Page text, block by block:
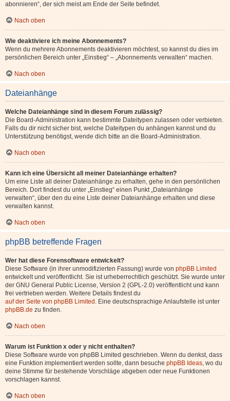
abonnieren“, der sich meist am Ende der Seite befindet.
Nach oben
Wie deaktiviere ich meine Abonnements?
Wenn du mehrere Abonnements deaktivieren möchtest, so kannst du dies im
persönlichen Bereich unter „Einstieg“ – „Abonnements verwalten“ machen.
Nach oben
Dateianhänge
Welche Dateianhänge sind in diesem Forum zulässig?
Die Board-Administration kann bestimmte Dateitypen zulassen oder verbieten.
Falls du dir nicht sicher bist, welche Dateitypen du anhängen kannst und du
Unterstützung benötigst, wende dich bitte an die Board-Administration.
Nach oben
Kann ich eine Übersicht all meiner Dateianhänge erhalten?
Um eine Liste all deiner Dateianhänge zu erhalten, gehe in den persönlichen
Bereich. Dort findest du unter „Einstieg“ einen Punkt „Dateianhänge
verwalten“, über den du eine Liste deiner Dateianhänge erhalten und diese
verwalten kannst.
Nach oben
phpBB betreffende Fragen
Wer hat diese Forensoftware entwickelt?
Diese Software (in ihrer unmodifizierten Fassung) wurde von phpBB Limited
entwickelt und veröffentlicht. Sie ist urheberrechtlich geschützt. Sie wurde unter
der GNU General Public License, Version 2 (GPL-2.0) veröffentlicht und kann
frei vertrieben werden. Weitere Details findest du
auf der Seite von phpBB Limited . Eine deutschsprachige Anlaufstelle ist unter
phpBB.de zu finden.
Nach oben
Warum ist Funktion x oder y nicht enthalten?
Diese Software wurde von phpBB Limited geschrieben. Wenn du denkst, dass
eine Funktion implementiert werden sollte, dann besuche phpBB Ideas, wo du
deine Stimme für bestehende Vorschläge abgeben oder neue Funktionen
vorschlagen kannst.
Nach oben